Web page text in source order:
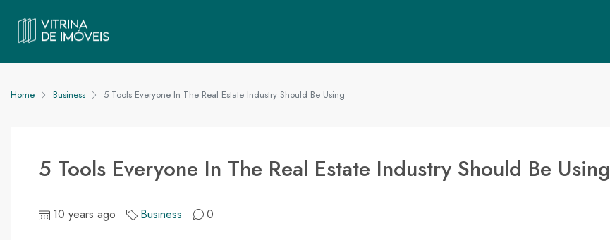
Home Business 5 Tools Everyone In The Real Estate Industry Should Be Using
5 Tools Everyone In The Real Estate Industry Should Be Using
10 years ago Business 0